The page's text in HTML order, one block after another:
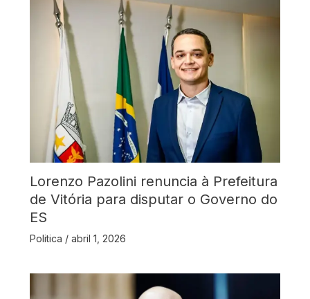
Lorenzo Pazolini renuncia à Prefeitura
de Vitória para disputar o Governo do
ES
Politica / abril 1, 2026